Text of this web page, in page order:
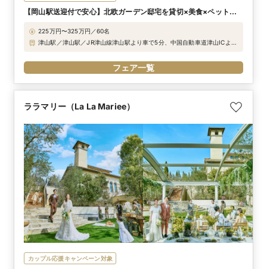
【岡山駅送迎付で安心】北欧ガーデン邸宅を貸切×美食×ペット
225万円〜325万円／60名
津山駅／津山駅／JR津山線津山駅より車で5分、中国自動車道津山ICより
フェア一覧
ララマリー（La La Mariee）
カップル応援キャンペーン対象